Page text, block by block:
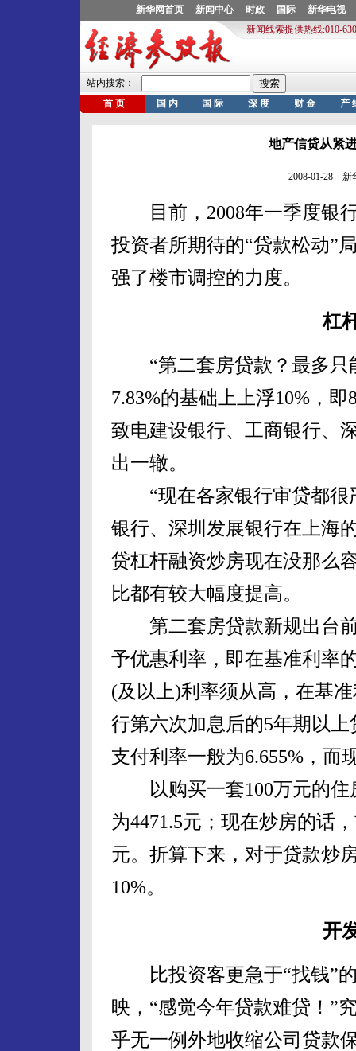
地产信贷从紧
2008-01-28 新
目前，2008年一季度银行
投资者所期待的“贷款松动”
强了楼市调控的力度。
杠
“第二套房贷款？最多只
7.83%的基础上上浮10%，
致电建设银行、工商银行、
出一辙。
“现在各家银行审贷都很
银行、深圳发展银行在上海
贷杠杆融资炒房现在没那么
比都有较大幅度提高。
第二套房贷款新规出台前
予优惠利率，即在基准利率
(及以上)利率须从高，在基
行第六次加息后的5年期以
支付利率一般为6.655%，而
以购买一套100万元的住
为4471.5元；现在炒房的话
元。折算下来，对于贷款炒
10%。
开
比投资客更急于“找钱”的
映，“感觉今年贷款难贷！”
乎无一例外地收缩公司贷款